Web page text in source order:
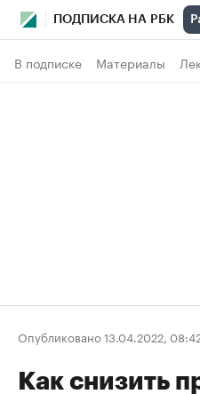
ПОДПИСКА НА РБК
В подписке Материалы
Опубликовано 13.04.2022,
Как снизить